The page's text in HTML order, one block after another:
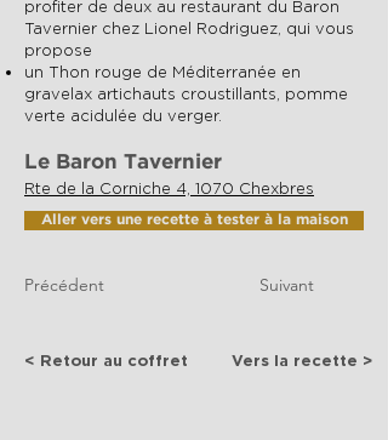
profiter de deux au restaurant du Baron
Tavernier chez Lionel Rodriguez, qui vous
propose
un Thon rouge de Méditerranée en
gravelax artichauts croustillants, pomme
verte acidulée du verger.
Le Baron Tavernier
Rte de la Corniche 4, 1070 Chexbres
Aller vers une recette à tester à la maison
Précédent Suivant
< Retour au coffret Vers la recette >